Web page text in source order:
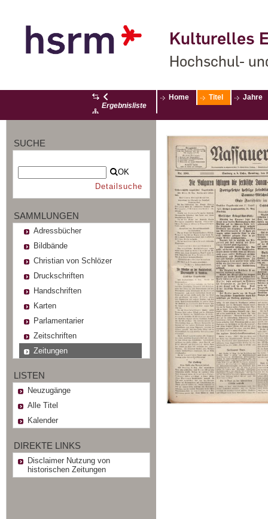
Kulturelles
Hochschul-
Ergebnisliste
Home Titel Jahre
SUCHE
OK
Detailsuche
SAMMLUNGEN
Adressbücher
Bildbände
Christian von Schlözer
Druckschriften
Handschriften
Karten
Parlamentarier
Zeitschriften
Zeitungen
LISTEN
Neuzugänge
Alle Titel
Kalender
DIREKTE LINKS
Disclaimer Nutzung von
historischen Zeitungen